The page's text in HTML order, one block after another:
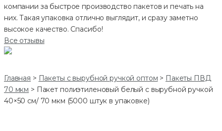
компании за быстрое производство пакетов и печать на
них. Такая упаковка отлично выглядит, и сразу заметно
высокое качество. Спасибо!
Все отзывы
Главная > Пакеты с вырубной ручкой оптом > Пакеты ПВД
70 мкм > Пакет полиэтиленовый белый с вырубной ручкой
40×50 см/ 70 мкм (5000 штук в упаковке)